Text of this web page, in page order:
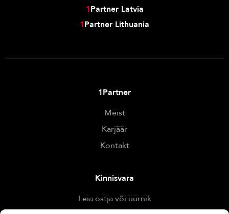
1Partner Latvia
1Partner Lithuania
1Partner
Meist
Karjäär
Kontakt
Kinnisvara
Leia ostja või üürnik